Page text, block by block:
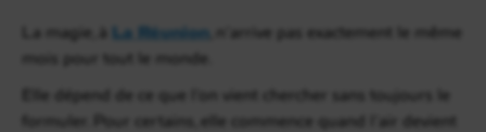
La magie, à La Réunion , n’arrive pas exactement le même
mois pour tout le monde.
Elle dépend de ce que l’on vient chercher sans toujours le
formuler. Pour certains, elle commence quand l’air devient